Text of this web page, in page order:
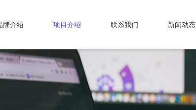
牌介绍 项目介绍 联系我们 新闻动态